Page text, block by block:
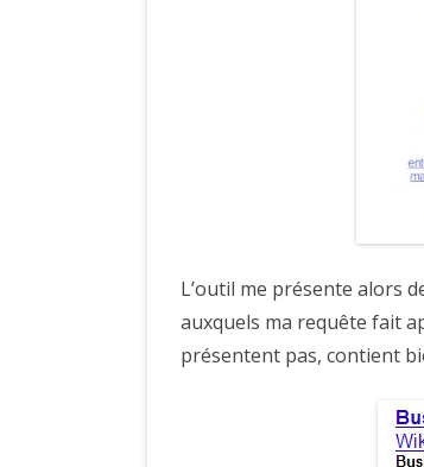
L’outil me présente alors
auxquels ma requête fait
présentent pas, contient